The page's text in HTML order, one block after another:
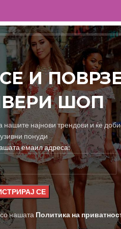
И
ШОП
нашите најнови трендови и ќе
понуди
емаил адреса:
нашата Политика на
ПОЧЕТНА